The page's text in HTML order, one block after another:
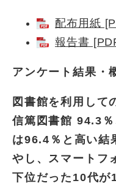
配布用紙
報告書
アンケート結果・
図書館を利用して
信篤図書館 94.3
は96.4％と高い結
やし、スマートフ
下位だった10代